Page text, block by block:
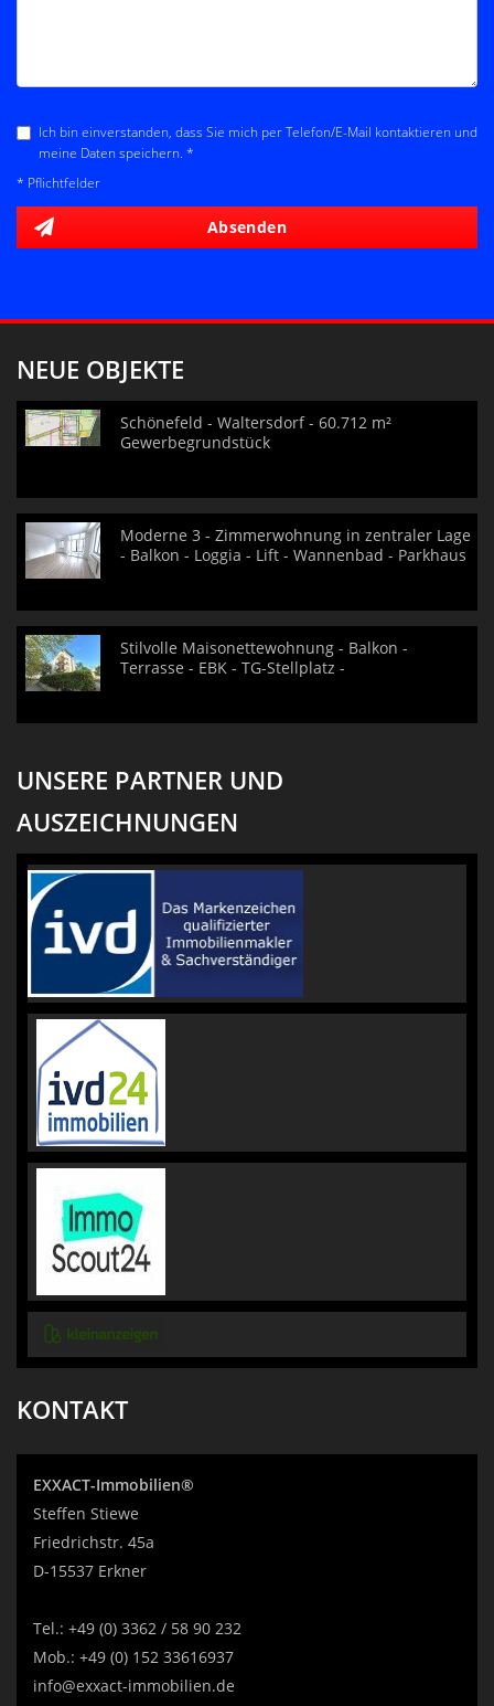
Ich bin einverstanden, dass Sie mich per Telefon/E-Mail kontaktieren und
meine Daten speichern. *
* Pflichtfelder
Absenden
NEUE OBJEKTE
Schönefeld - Waltersdorf - 60.712 m²
Gewerbegrundstück
Moderne 3 - Zimmerwohnung in zentraler Lage
- Balkon - Loggia - Lift - Wannenbad - Parkhaus
Stilvolle Maisonettewohnung - Balkon -
Terrasse - EBK - TG-Stellplatz -
UNSERE PARTNER UND
AUSZEICHNUNGEN
KONTAKT
EXXACT-Immobilien®
Steffen Stiewe
Friedrichstr. 45a
D-15537 Erkner
Tel.: +49 (0) 3362 / 58 90 232
Mob.: +49 (0) 152 33616937
info@exxact-immobilien.de